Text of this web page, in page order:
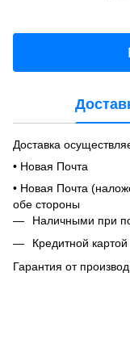
Доставка
• Новая Почта
• Новая Почта
обе стороны
Наличными при
Кредитной картой
Гарантия от